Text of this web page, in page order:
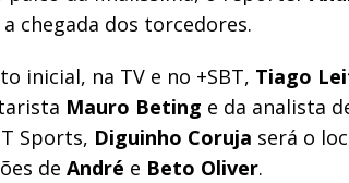
chegada dos torcedores.
inicial, na TV e no +SBT, Tiago
Mauro Beting e da analista
Sports, Diguinho Coruja será o
de André e Beto Oliver.